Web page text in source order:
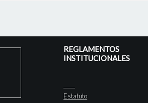
REGLAMENTOS
INSTITUCIONALES
Estatuto